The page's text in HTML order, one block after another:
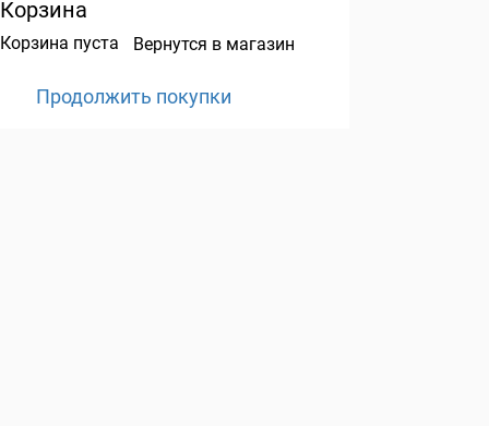
Корзина
Корзина пуста Вернутся в магазин
Продолжить покупки